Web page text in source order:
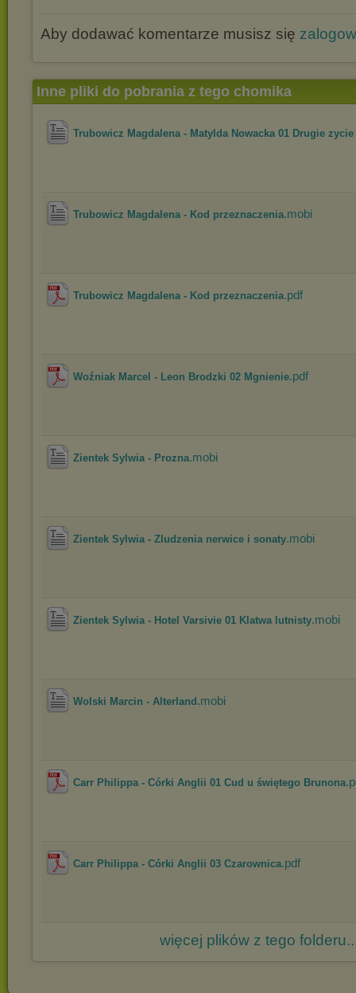
Aby dodawać komentarze musisz się
Inne pliki do pobrania z tego chomika
Trubowicz Magdalena - Matylda Nowacka 01 Drugie
Trubowicz Magdalena - Kod przeznaczenia.mobi
Trubowicz Magdalena - Kod przeznaczenia.pdf
Woźniak Marcel - Leon Brodzki 02 Mgnienie.pdf
Zientek Sylwia - Prozna.mobi
Zientek Sylwia - Zludzenia nerwice i sonaty.mobi
Zientek Sylwia - Hotel Varsivie 01 Klatwa lutnisty.mobi
Wolski Marcin - Alterland .mobi
Carr Philippa - Córki Anglii 01 Cud u świętego Brunona
Carr Philippa - Córki Anglii 03 Czarownica.pdf
więcej plików z tego